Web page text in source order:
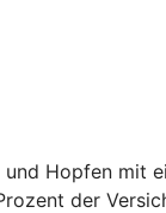
Hopfen mit
der